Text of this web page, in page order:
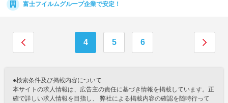
富士フイルムグループ企業で安定！
4 5 6
●検索条件及び掲載内容について
本サイトの求人情報は、広告主の責任に基づき情報を掲載しています。正
確で詳しい求人情報を目指し、 弊社による掲載内容の確認を随時行って